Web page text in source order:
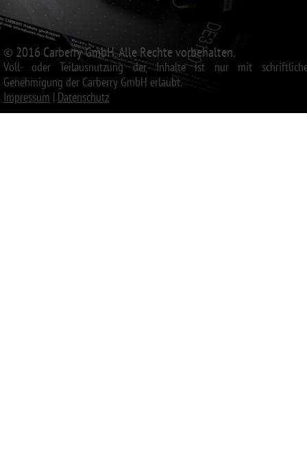
© 2016 Carberry GmbH. Alle Rechte vorbehalten.
Voll- oder Teilausnutzung der Inhalte ist nur mit
Genehmigung der Carberry GmbH erlaubt.
Impressum | Datenschutz